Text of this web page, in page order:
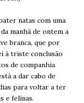
natas com uma
manhã de ontem a
branca, que por
à triste conclusão
de companhia
a dar cabo de
para voltar a ter
e felinas.